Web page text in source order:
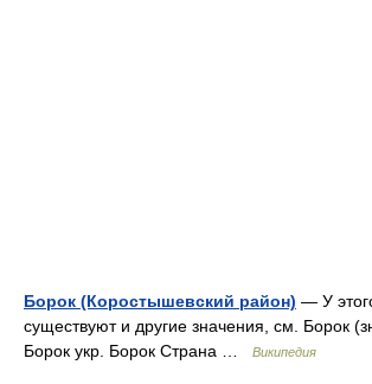
Борок (Коростышевский район) — У
существуют и другие значения, см. Борок
Борок укр. Борок Страна …
Википедия